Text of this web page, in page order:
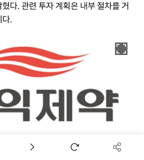
다. 관련 투자 계획은 내부 절차를 거
다.